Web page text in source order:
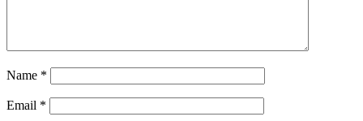
Name *
Email *